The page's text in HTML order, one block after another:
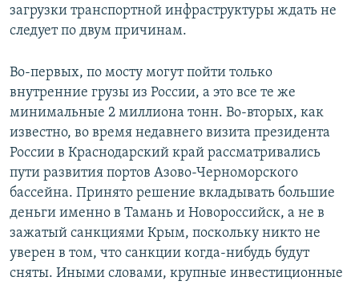
загрузки транспортной инфраструктуры ждать не
следует по двум причинам.
Во-первых, по мосту могут пойти только
внутренние грузы из России, а это все те же
минимальные 2 миллиона тонн. Во-вторых, как
известно, во время недавнего визита президента
России в Краснодарский край рассматривались
пути развития портов Азово-Черноморского
бассейна. Принято решение вкладывать большие
деньги именно в Тамань и Новороссийск, а не в
зажатый санкциями Крым, поскольку никто не
уверен в том, что санкции когда-нибудь будут
сняты. Иными словами, крупные инвестиционные